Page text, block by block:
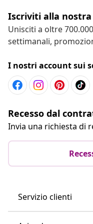
Iscriviti alla
Unisciti a oltre
settimanali,
I nostri account sui
Recesso dal
Invia una richiesta di
Servizio clienti